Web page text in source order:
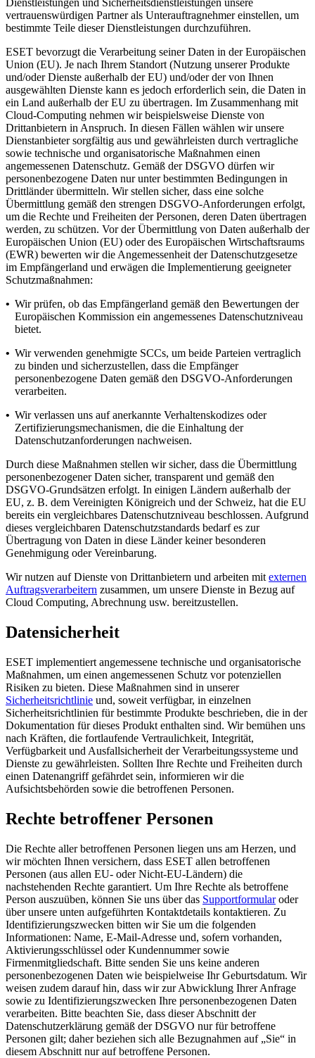
Dienstleistungen und Sicherheitsdienstleistungen unsere
vertrauenswürdigen Partner als Unterauftragnehmer einstellen, um
bestimmte Teile dieser Dienstleistungen durchzuführen.
ESET bevorzugt die Verarbeitung seiner Daten in der Europäischen
Union (EU). Je nach Ihrem Standort (Nutzung unserer Produkte
und/oder Dienste außerhalb der EU) und/oder der von Ihnen
ausgewählten Dienste kann es jedoch erforderlich sein, die Daten in
ein Land außerhalb der EU zu übertragen. Im Zusammenhang mit
Cloud-Computing nehmen wir beispielsweise Dienste von
Drittanbietern in Anspruch. In diesen Fällen wählen wir unsere
Dienstanbieter sorgfältig aus und gewährleisten durch vertragliche
sowie technische und organisatorische Maßnahmen einen
angemessenen Datenschutz. Gemäß der DSGVO dürfen wir
personenbezogene Daten nur unter bestimmten Bedingungen in
Drittländer übermitteln. Wir stellen sicher, dass eine solche
Übermittlung gemäß den strengen DSGVO-Anforderungen erfolgt,
um die Rechte und Freiheiten der Personen, deren Daten übertragen
werden, zu schützen. Vor der Übermittlung von Daten außerhalb der
Europäischen Union (EU) oder des Europäischen Wirtschaftsraums
(EWR) bewerten wir die Angemessenheit der Datenschutzgesetze
im Empfängerland und erwägen die Implementierung geeigneter
Schutzmaßnahmen:
• Wir prüfen, ob das Empfängerland gemäß den Bewertungen der
Europäischen Kommission ein angemessenes Datenschutzniveau
bietet.
• Wir verwenden genehmigte SCCs, um beide Parteien vertraglich
zu binden und sicherzustellen, dass die Empfänger
personenbezogene Daten gemäß den DSGVO-Anforderungen
verarbeiten.
• Wir verlassen uns auf anerkannte Verhaltenskodizes oder
Zertifizierungsmechanismen, die die Einhaltung der
Datenschutzanforderungen nachweisen.
Durch diese Maßnahmen stellen wir sicher, dass die Übermittlung
personenbezogener Daten sicher, transparent und gemäß den
DSGVO-Grundsätzen erfolgt. In einigen Ländern außerhalb der
EU, z. B. dem Vereinigten Königreich und der Schweiz, hat die EU
bereits ein vergleichbares Datenschutzniveau beschlossen. Aufgrund
dieses vergleichbaren Datenschutzstandards bedarf es zur
Übertragung von Daten in diese Länder keiner besonderen
Genehmigung oder Vereinbarung.
Wir nutzen auf Dienste von Drittanbietern und arbeiten mit externen
Auftragsverarbeitern zusammen, um unsere Dienste in Bezug auf
Cloud Computing, Abrechnung usw. bereitzustellen.
Datensicherheit
ESET implementiert angemessene technische und organisatorische
Maßnahmen, um einen angemessenen Schutz vor potenziellen
Risiken zu bieten. Diese Maßnahmen sind in unserer
Sicherheitsrichtlinie und, soweit verfügbar, in einzelnen
Sicherheitsrichtlinien für bestimmte Produkte beschrieben, die in der
Dokumentation für dieses Produkt enthalten sind. Wir bemühen uns
nach Kräften, die fortlaufende Vertraulichkeit, Integrität,
Verfügbarkeit und Ausfallsicherheit der Verarbeitungssysteme und
Dienste zu gewährleisten. Sollten Ihre Rechte und Freiheiten durch
einen Datenangriff gefährdet sein, informieren wir die
Aufsichtsbehörden sowie die betroffenen Personen.
Rechte betroffener Personen
Die Rechte aller betroffenen Personen liegen uns am Herzen, und
wir möchten Ihnen versichern, dass ESET allen betroffenen
Personen (aus allen EU- oder Nicht-EU-Ländern) die
nachstehenden Rechte garantiert. Um Ihre Rechte als betroffene
Person auszuüben, können Sie uns über das Supportformularoder
über unsere unten aufgeführten Kontaktdetails kontaktieren. Zu
Identifizierungszwecken bitten wir Sie um die folgenden
Informationen: Name, E-Mail-Adresse und, sofern vorhanden,
Aktivierungsschlüssel oder Kundennummer sowie
Firmenmitgliedschaft. Bitte senden Sie uns keine anderen
personenbezogenen Daten wie beispielweise Ihr Geburtsdatum. Wir
weisen zudem darauf hin, dass wir zur Abwicklung Ihrer Anfrage
sowie zu Identifizierungszwecken Ihre personenbezogenen Daten
verarbeiten. Bitte beachten Sie, dass dieser Abschnitt der
Datenschutzerklärung gemäß der DSGVO nur für betroffene
Personen gilt; daher beziehen sich alle Bezugnahmen auf „Sie“ in
diesem Abschnitt nur auf betroffene Personen.